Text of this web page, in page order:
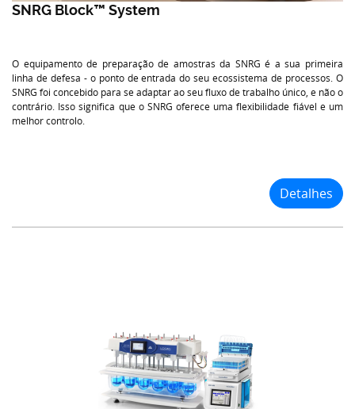
SNRG Block™ System
O equipamento de preparação de amostras da SNRG é a sua primeira
linha de defesa - o ponto de entrada do seu ecossistema de processos. O
SNRG foi concebido para se adaptar ao seu fluxo de trabalho único, e não o
contrário. Isso significa que o SNRG oferece uma flexibilidade fiável e um
melhor controlo.
Detalhes